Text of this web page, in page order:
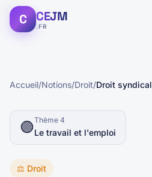
C CEJM
.FR
Accueil/Notions/Droit/Droit syndical
🟣Thème 4
Le travail et l'emploi
⚖️ Droit